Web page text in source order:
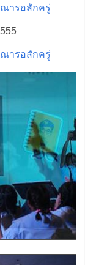
ณารอสักครู่
ณารอสักครู่